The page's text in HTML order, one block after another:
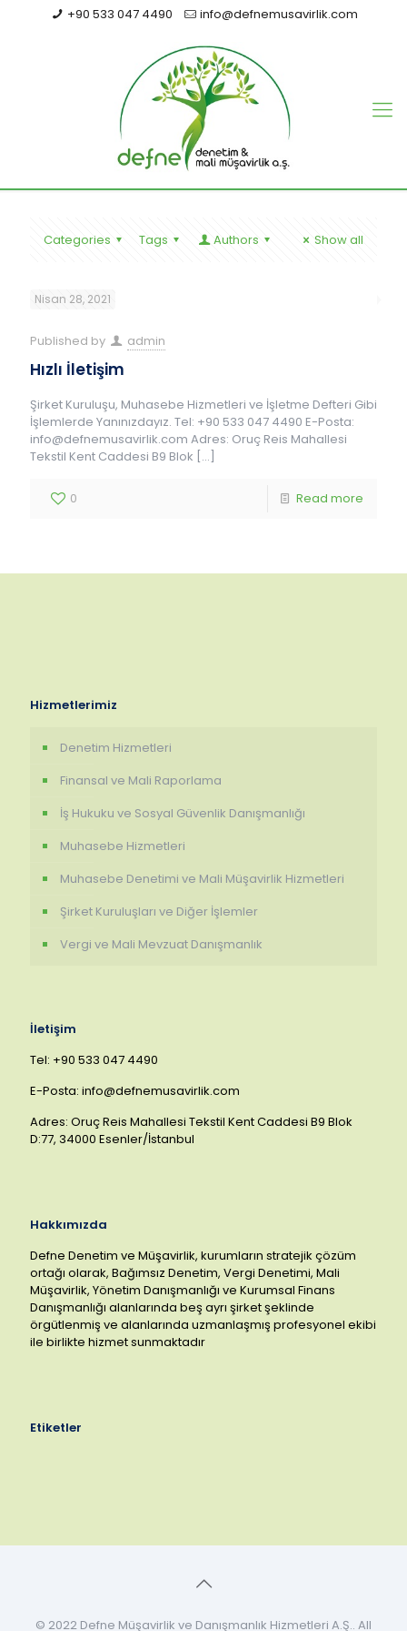
+90 533 047 4490 info@defnemusavirlik.com
Categories Tags Authors Show all
Nisan 28, 2021
Published by admin
Hızlı İletişim
Şirket Kuruluşu, Muhasebe Hizmetleri ve İşletme Defteri Gibi
İşlemlerde Yanınızdayız. Tel: +90 533 047 4490 E-Posta:
info@defnemusavirlik.com Adres: Oruç Reis Mahallesi
Tekstil Kent Caddesi B9 Blok […]
0 Read more
Hizmetlerimiz
Denetim Hizmetleri
Finansal ve Mali Raporlama
İş Hukuku ve Sosyal Güvenlik Danışmanlığı
Muhasebe Hizmetleri
Muhasebe Denetimi ve Mali Müşavirlik Hizmetleri
Şirket Kuruluşları ve Diğer İşlemler
Vergi ve Mali Mevzuat Danışmanlık
İletişim
Tel: +90 533 047 4490
E-Posta: info@defnemusavirlik.com
Adres: Oruç Reis Mahallesi Tekstil Kent Caddesi B9 Blok
D:77, 34000 Esenler/İstanbul
Hakkımızda
Defne Denetim ve Müşavirlik, kurumların stratejik çözüm
ortağı olarak, Bağımsız Denetim, Vergi Denetimi, Mali
Müşavirlik, Yönetim Danışmanlığı ve Kurumsal Finans
Danışmanlığı alanlarında beş ayrı şirket şeklinde
örgütlenmiş ve alanlarında uzmanlaşmış profesyonel ekibi
ile birlikte hizmet sunmaktadır
Etiketler
© 2022 Defne Müşavirlik ve Danışmanlık Hizmetleri A.Ş.. All